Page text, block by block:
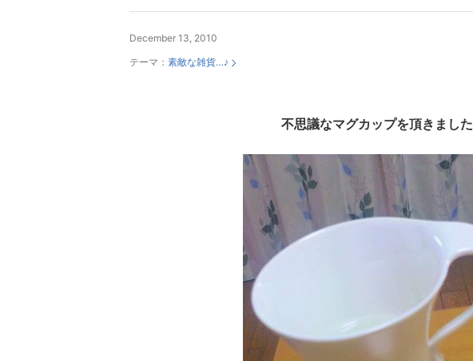
December 13, 2010
テーマ： 素敵な雑貨…♪
不思議なマグカップを頂きました